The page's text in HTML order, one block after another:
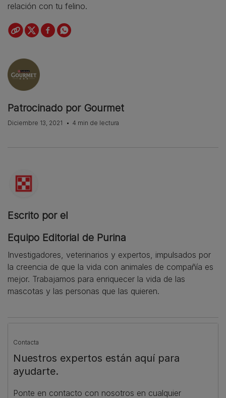
relación con tu felino.
Patrocinado por Gourmet
Diciembre 13, 2021 4 min de lectura
Escrito por el
Equipo Editorial de Purina
Investigadores, veterinarios y expertos, impulsados por
la creencia de que la vida con animales de compañía es
mejor. Trabajamos para enriquecer la vida de las
mascotas y las personas que las quieren.
Contacta
Nuestros expertos están aquí para
ayudarte.
Ponte en contacto con nosotros en cualquier